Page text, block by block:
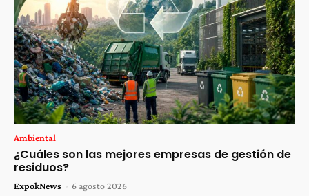
Ambiental
¿Cuáles son las mejores empresas de gestión de
residuos?
ExpokNews - 6 agosto 2026